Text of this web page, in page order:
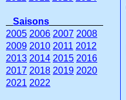
Saisons
2005 2006 2007 2008
2009 2010 2011 2012
2013 2014 2015 2016
2017 2018 2019 2020
2021 2022